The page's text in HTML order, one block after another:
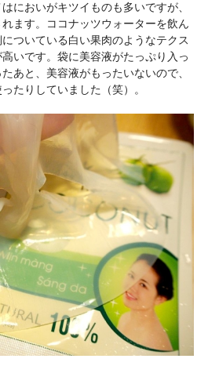
においがキツイものも多いですが、
ます。ココナッツウォーターを飲ん
ついている白い果肉のようなテクス
いです。袋に美容液がたっぷり入っ
あと、美容液がもったいないので、
たりしていました（笑）。